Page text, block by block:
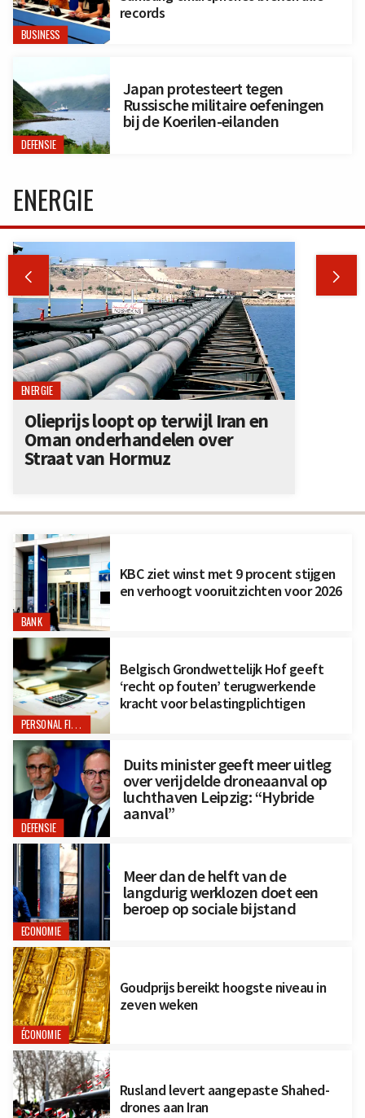
BUSINESS
records
DEFENSIE
Japan protesteert tegen
Russische militaire oefeningen
bij de Koerilen-eilanden
BANK
KBC ziet winst met 9 procent stijgen
en verhoogt vooruitzichten voor 2026
PERSONAL FINANCE
Belgisch Grondwettelijk Hof geeft
‘recht op fouten’ terugwerkende
kracht voor belastingplichtigen
DEFENSIE
Duits minister geeft meer uitleg
over verijdelde droneaanval op
luchthaven Leipzig: “Hybride
aanval”
ECONOMIE
Meer dan de helft van de
langdurig werklozen doet een
beroep op sociale bijstand
ÉCONOMIE
Goudprijs bereikt hoogste niveau in
zeven weken
Rusland levert aangepaste Shahed-
drones aan Iran
ENERGIE
 
ENERGIE
Olieprijs loopt op terwijl Iran en
Oman onderhandelen over
Straat van Hormuz